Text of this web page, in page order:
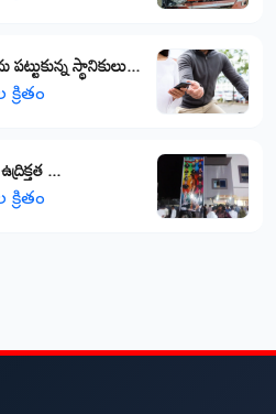
స్థానికులు...
క్రితం
...
క్రితం